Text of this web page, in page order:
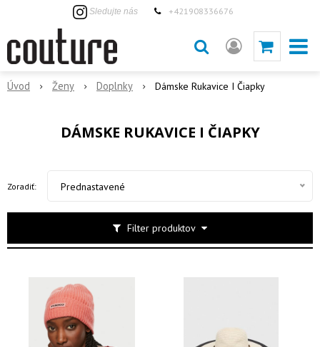
Sledujte nás +421908336676
Úvod Ženy Doplnky Dámske Rukavice I Čiapky
DÁMSKE RUKAVICE I ČIAPKY
Filter produktov
Zoradiť: Prednastavené